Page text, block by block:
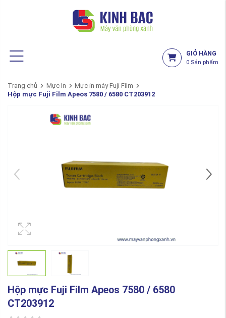
GIỎ HÀNG
0 Sản phẩm
Trang chủ Mực In
Mực in máy Fuji Film
Hộp mực Fuji Film Apeos 7580 / 6580 CT203912
Hộp mực Fuji Film Apeos 7580 / 6580
CT203912